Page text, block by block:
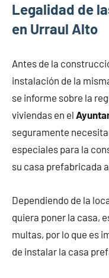
Legalidad de
en Urraul Alto
Antes de la
instalación de la
se informe sobre la
viviendas en el
seguramente
especiales para la
su casa prefabricada
Dependiendo de la
quiera poner la casa,
multas, por lo que es
de instalar la casa